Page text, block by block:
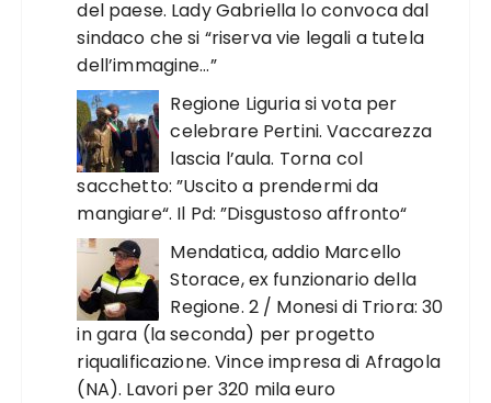
del paese. Lady Gabriella lo convoca dal
sindaco che si “riserva vie legali a tutela
dell’immagine…”
Regione Liguria si vota per
celebrare Pertini. Vaccarezza
lascia l’aula. Torna col
sacchetto: ”Uscito a prendermi da
mangiare“. Il Pd: ”Disgustoso affronto“
Mendatica, addio Marcello
Storace, ex funzionario della
Regione. 2 / Monesi di Triora: 30
in gara (la seconda) per progetto
riqualificazione. Vince impresa di Afragola
(NA). Lavori per 320 mila euro